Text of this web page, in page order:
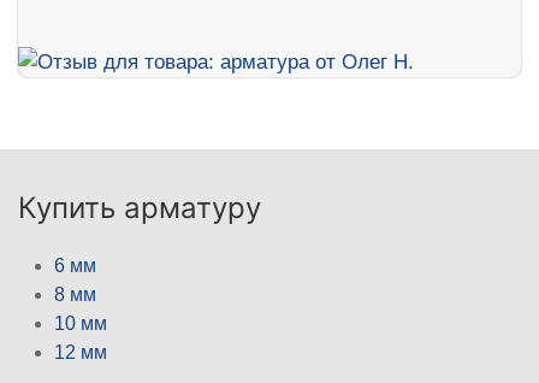
Купить арматуру
6 мм
8 мм
10 мм
12 мм